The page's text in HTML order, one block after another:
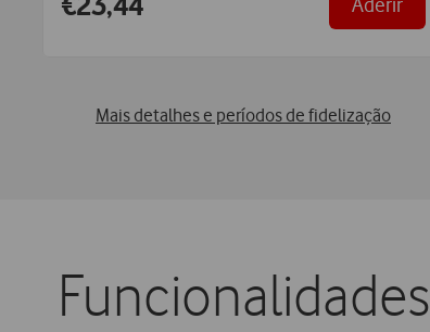
Mais detalhes e períodos de fidelização
Funcionalidades